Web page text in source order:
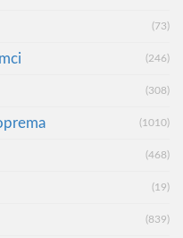
(73)
(246)
(308)
(1010)
(468)
(19)
(839)